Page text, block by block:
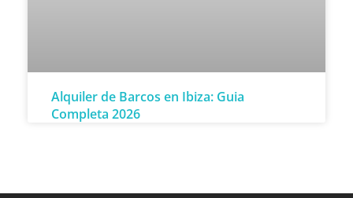
Alquiler de Barcos en Ibiza: Guia
Completa 2026